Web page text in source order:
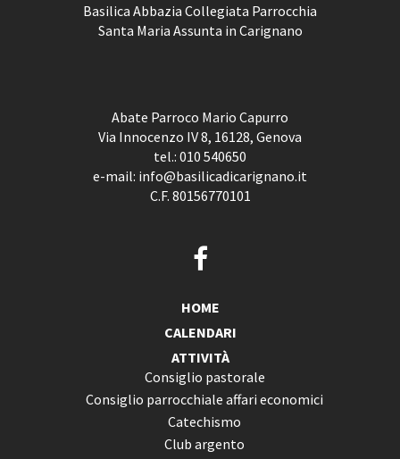
Basilica Abbazia Collegiata Parrocchia
Santa Maria Assunta in Carignano
Abate Parroco Mario Capurro
Via Innocenzo IV 8, 16128, Genova
tel.: 010 540650
e-mail: info@basilicadicarignano.it
C.F. 80156770101
HOME
CALENDARI
ATTIVITÀ
Consiglio pastorale
Consiglio parrocchiale affari economici
Catechismo
Club argento